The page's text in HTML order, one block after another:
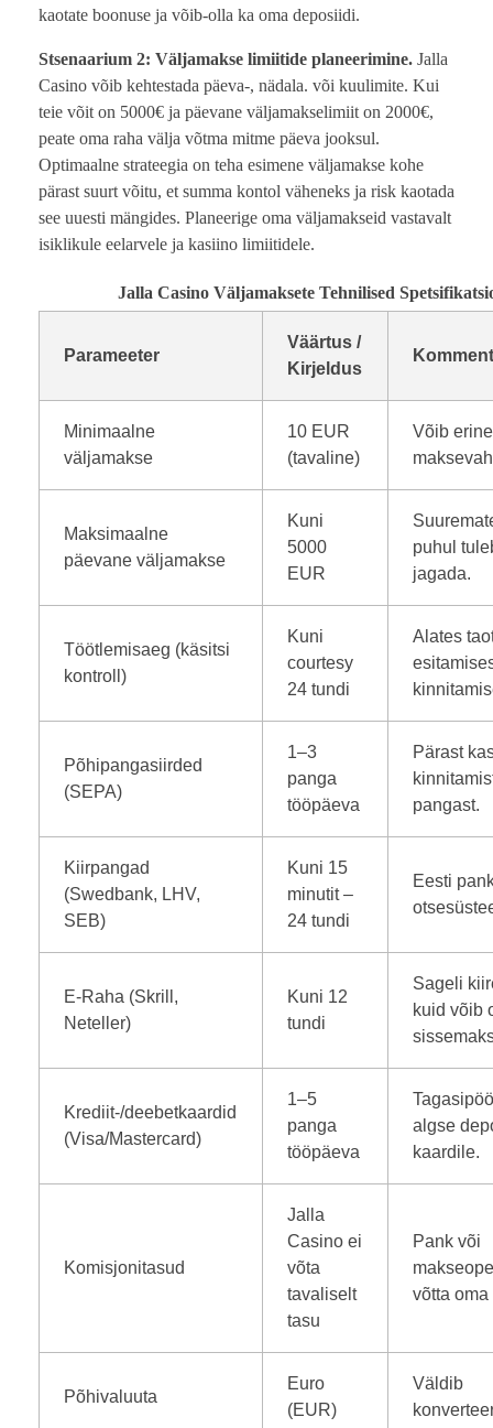
kaotate boonuse ja võib-olla ka oma deposiidi.
Stsenaarium 2: Väljamakse limiitide planeerimine. Jalla
Casino võib kehtestada päeva-, nädala. või kuulimite. Kui
teie võit on 5000€ ja päevane väljamakselimiit on 2000€,
peate oma raha välja võtma mitme päeva jooksul.
Optimaalne strateegia on teha esimene väljamakse kohe
pärast suurt võitu, et summa kontol väheneks ja risk kaotada
see uuesti mängides. Planeerige oma väljamakseid vastavalt
isiklikule eelarvele ja kasiino limiitidele.
Jalla Casino Väljamaksete Tehnilised
Parameeter
Väärtus /
Kirjeldus
Minimaalne
väljamakse
10 EUR
(tavaline)
Võib
Maksimaalne
päevane väljamakse
Kuni
5000
EUR
puhul
jagada.
Töötlemisaeg (käsitsi
kontroll)
Kuni
courtesy
24 tundi
Alates
Põhipangasiirded
(SEPA)
1–3
panga
tööpäeva
Pärast
pangast.
Kiirpangad
(Swedbank, LHV,
SEB)
Kuni 15
minutit –
24 tundi
Eesti
E-Raha (Skrill,
Neteller)
Kuni 12
tundi
Sageli
kuid võib
Krediit-/deebetkaardid
(Visa/Mastercard)
1–5
panga
tööpäeva
algse
kaardile.
Komisjonitasud
Jalla
Casino ei
võta
tavaliselt
tasu
Pank või
võtta oma
Põhivaluuta
Euro
(EUR)
Väldib